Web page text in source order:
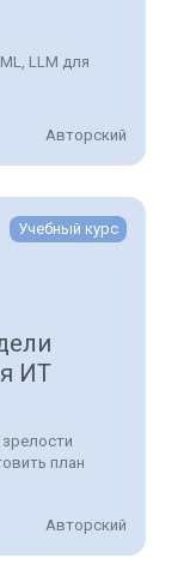
LLM для
Авторский
Учебный курс
ИТ
план
Авторский